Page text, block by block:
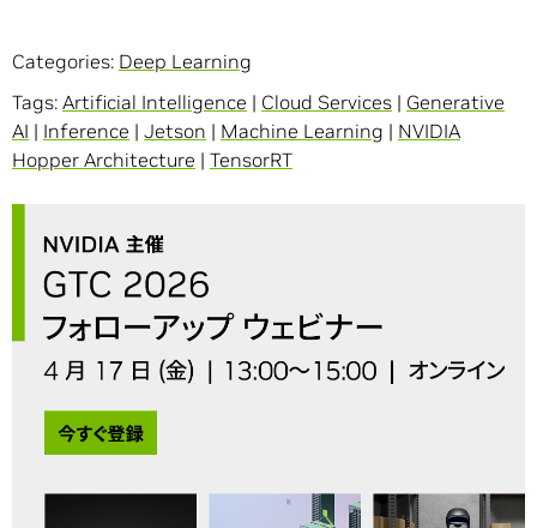
Categories: Deep Learning
Tags: Artificial Intelligence | Cloud Services | Generative
AI | Inference | Jetson | Machine Learning | NVIDIA
Hopper Architecture | TensorRT